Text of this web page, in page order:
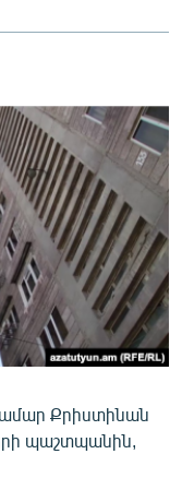
Քրիստինան
պաշտպանին,